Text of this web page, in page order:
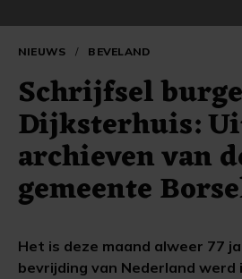
NIEUWS / BEVELAND
Schrijfsel
Dijksterhuis:
archieven van
gemeente
Het is deze maand alweer 77
bevrijding van Nederland werd